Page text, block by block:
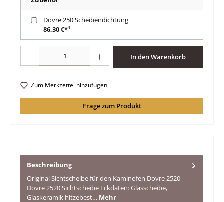
Dovre 250 Scheibendichtung
86,30 €*¹
In den Warenkorb
Zum Merkzettel hinzufügen
Frage zum Produkt
Beschreibung
Original Sichtscheibe für den Kaminofen Dovre 2520
Dovre 2520 Sichtscheibe Eckdaten: Glasscheibe,
Glaskeramik hitzebest… Mehr